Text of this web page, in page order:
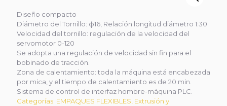
Diseño compacto
Diámetro del Tornillo: ф16, Relación longitud diámetro 1:30
Velocidad del tornillo: regulación de la velocidad del
servomotor 0-120
Se adopta una regulación de velocidad sin fin para el
bobinado de tracción.
Zona de calentamiento: toda la máquina está encabezada
por mica, y el tiempo de calentamiento es de 20 min.
Sistema de control de interfaz hombre-máquina PLC.
Categorías: EMPAQUES FLEXIBLES Extrusión y